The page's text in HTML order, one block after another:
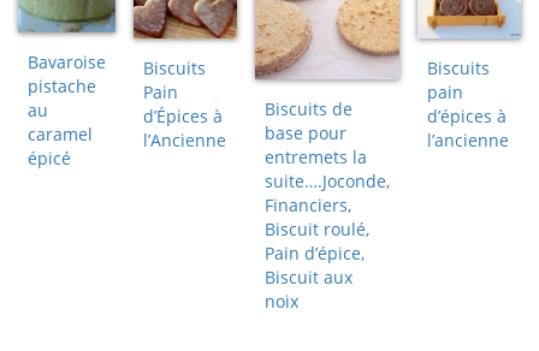
Bavaroise
pistache
au
caramel
épicé
Biscuits
Pain
d’Épices à
l’Ancienne
Biscuits de
base pour
entremets la
suite….Joconde,
Financiers,
Biscuit roulé,
Pain d’épice,
Biscuit aux
noix
Biscuits
pain
d’épices à
l’ancienne